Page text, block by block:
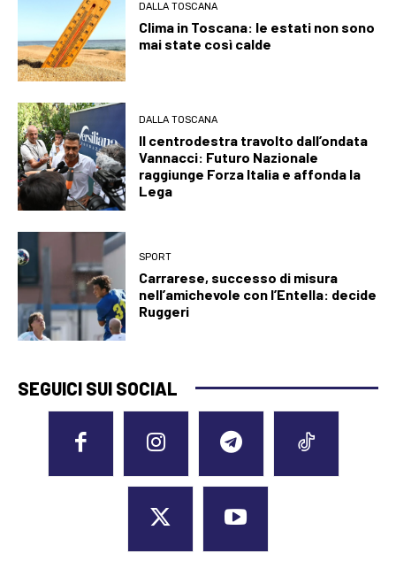
DALLA TOSCANA
Clima in Toscana: le estati non sono
mai state così calde
DALLA TOSCANA
Il centrodestra travolto dall’ondata
Vannacci: Futuro Nazionale
raggiunge Forza Italia e affonda la
Lega
SPORT
Carrarese, successo di misura
nell’amichevole con l’Entella: decide
Ruggeri
SEGUICI SUI SOCIAL